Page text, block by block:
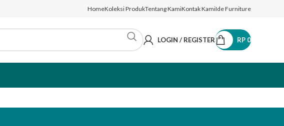
HomeKoleksi ProdukTentang KamiKontak KamiIde Furniture
LOGIN / REGISTER RP 0